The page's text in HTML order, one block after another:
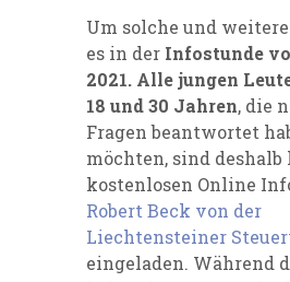
Um solche und
es in der Infostunde
2021. Alle jungen
18 und 30 Jahren, die
Fragen beantwortet
möchten, sind
kostenlosen Online
Robert Beck von der
Liechtensteiner
eingeladen. Während